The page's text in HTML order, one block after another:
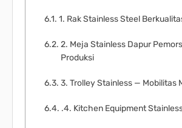
1. Rak Stainless Steel
2. Meja Stainless Dapur
Produksi
3. Trolley Stainless — Mobilitas
.4. Kitchen Equipment